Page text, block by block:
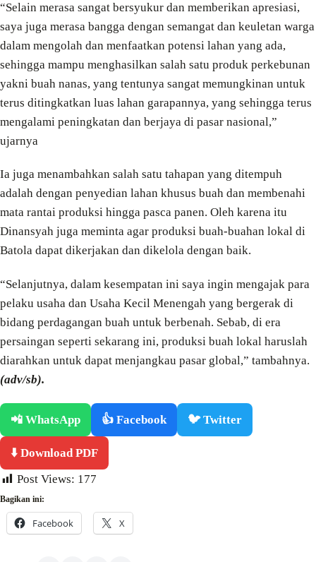
“Selain merasa sangat bersyukur dan memberikan apresiasi,
saya juga merasa bangga dengan semangat dan keuletan warga
dalam mengolah dan menfaatkan potensi lahan yang ada,
sehingga mampu menghasilkan salah satu produk perkebunan
yakni buah nanas, yang tentunya sangat memungkinan untuk
terus ditingkatkan luas lahan garapannya, yang sehingga terus
mengalami peningkatan dan berjaya di pasar nasional,”
ujarnya
Ia juga menambahkan salah satu tahapan yang ditempuh
adalah dengan penyedian lahan khusus buah dan membenahi
mata rantai produksi hingga pasca panen. Oleh karena itu
Dinansyah juga meminta agar produksi buah-buahan lokal di
Batola dapat dikerjakan dan dikelola dengan baik.
“Selanjutnya, dalam kesempatan ini saya ingin mengajak para
pelaku usaha dan Usaha Kecil Menengah yang bergerak di
bidang perdagangan buah untuk berbenah. Sebab, di era
persaingan seperti sekarang ini, produksi buah lokal haruslah
diarahkan untuk dapat menjangkau pasar global,” tambahnya.
(adv/sb).
📲 WhatsApp 👍 Facebook 🐦 Twitter
⬇️ Download PDF
Post Views: 177
Bagikan ini:
Facebook X